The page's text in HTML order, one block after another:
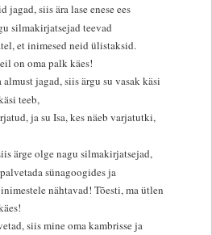
jagad, siis ära lase enese ees
silmakirjatsejad teevad
et inimesed neid ülistaksid.
on oma palk käes!
almust jagad, siis ärgu su vasak käsi
teeb,
ja su Isa, kes näeb varjatutki,
ärge olge nagu silmakirjatsejad,
sünagoogides ja
nähtavad! Tõesti, ma ütlen
siis mine oma kambrisse ja